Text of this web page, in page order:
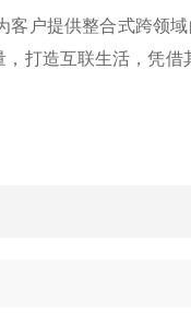
户提供整合式跨领
打造互联生活，凭借